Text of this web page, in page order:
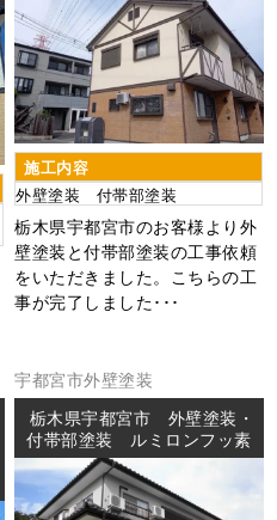
施工内容
外壁塗装 付帯部塗装
栃木県宇都宮市のお客様より外
壁塗装と付帯部塗装の工事依頼
をいただきました。こちらの工
事が完了しました･･･
宇都宮市外壁塗装
栃木県宇都宮市 外壁塗装・
付帯部塗装 ルミロンフッ素